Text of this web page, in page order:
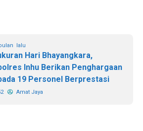
lalu
Hari Bhayangkara,
Inhu Berikan Penghargaan
19 Personel Berprestasi
Amat Jaya